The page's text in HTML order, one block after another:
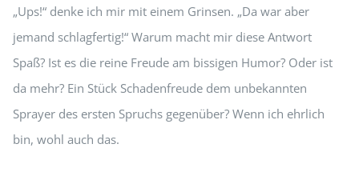
„Ups!“ denke ich mir mit einem Grinsen. „Da war aber
jemand schlagfertig!“ Warum macht mir diese Antwort
Spaß? Ist es die reine Freude am bissigen Humor? Oder ist
da mehr? Ein Stück Schadenfreude dem unbekannten
Sprayer des ersten Spruchs gegenüber? Wenn ich ehrlich
bin, wohl auch das.